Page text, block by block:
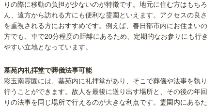
りの際に移動の負担が少ないのが特徴です。地元に住む方はもちろ
ん、遠方から訪れる方にも便利な霊園といえます。アクセスの良さ
を重視される方におすすめです。例えば、春日部市内にお住まいの
方でも、車で20分程度の距離にあるため、定期的なお参りにも行き
やすい立地となっています。
墓苑内礼拝堂で葬儀法事可能
彩玉南霊園には、墓苑内に礼拝堂があり、そこで葬儀や法事を執り
行うことができます。故人を最後に送り出す場所と、その後の年回
りの法事を同じ場所で行えるのが大きな利点です。霊園内にあるた